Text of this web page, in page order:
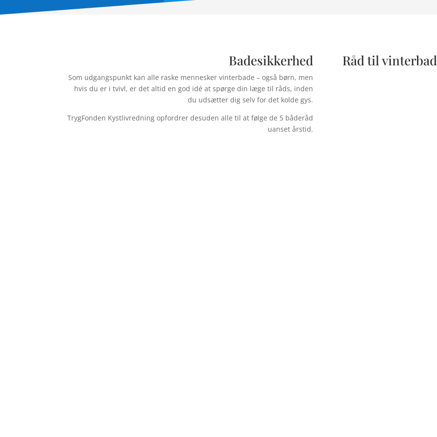
Badesikkerhed
Som udgangspunkt kan alle raske mennesker vinterbade – også børn, men
hvis du er i tvivl, er det altid en god idé at spørge din læge til råds, inden
du udsætter dig selv for det kolde gys.
TrygFonden Kystlivredning opfordrer desuden alle til at følge de 5 båderåd
uanset årstid.
Råd til